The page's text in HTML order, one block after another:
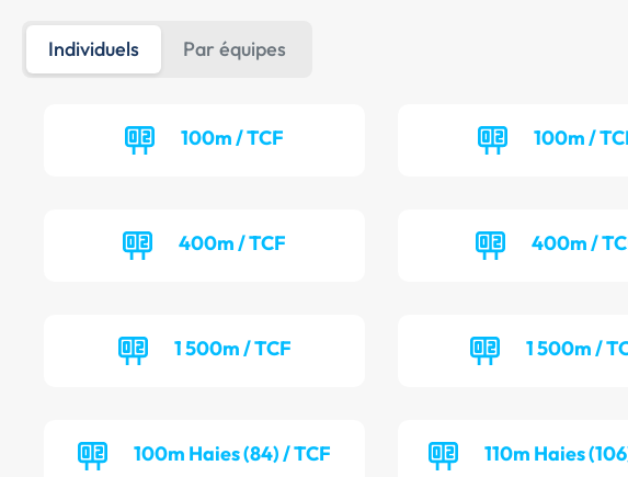
Individuels Par équipes
100m / TCF 100m /
400m / TCF 400m /
1 500m / TCF 1 500m /
100m Haies (84) / TCF 110m Haies